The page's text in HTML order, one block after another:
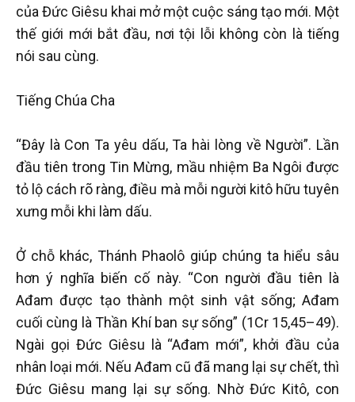
của Đức Giêsu khai mở một cuộc sáng tạo mới. Một
thế giới mới bắt đầu, nơi tội lỗi không còn là tiếng
nói sau cùng.
Tiếng Chúa Cha
“Đây là Con Ta yêu dấu, Ta hài lòng về Người”. Lần
đầu tiên trong Tin Mừng, mầu nhiệm Ba Ngôi được
tỏ lộ cách rõ ràng, điều mà mỗi người kitô hữu tuyên
xưng mỗi khi làm dấu.
Ở chỗ khác, Thánh Phaolô giúp chúng ta hiểu sâu
hơn ý nghĩa biến cố này. “Con người đầu tiên là
Ađam được tạo thành một sinh vật sống; Ađam
cuối cùng là Thần Khí ban sự sống” (1Cr 15,45–49).
Ngài gọi Đức Giêsu là “Ađam mới”, khởi đầu của
nhân loại mới. Nếu Ađam cũ đã mang lại sự chết, thì
Đức Giêsu mang lại sự sống. Nhờ Đức Kitô, con